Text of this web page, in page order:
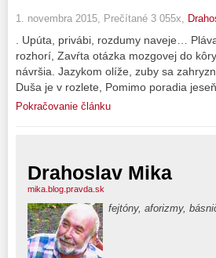
1. novembra 2015, Prečítané 3 055x,
. Upúta, privábi, rozdumy naveje…
rozhorí, Zavŕta otázka mozgovej do
návršia. Jazykom olíže, zuby sa
Duša je v rozlete, Pomimo poradia
Pokračovanie článku
Drahoslav Mika
mika.blog.pravda.sk
fejtóny, aforizmy,